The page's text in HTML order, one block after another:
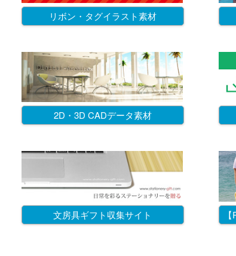
リボン・タグイラスト素材
2D・3D CADデータ素材
文房具ギフト収集サイト